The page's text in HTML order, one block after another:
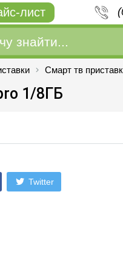
лист
Смарт тв
1/8ГБ
Twitter